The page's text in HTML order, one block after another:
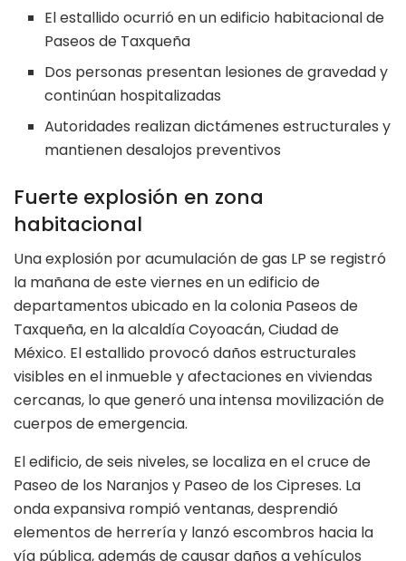
El estallido ocurrió en un edificio habitacional de
Paseos de Taxqueña
Dos personas presentan lesiones de gravedad y
continúan hospitalizadas
Autoridades realizan dictámenes estructurales y
mantienen desalojos preventivos
Fuerte explosión en zona
habitacional
Una explosión por acumulación de gas LP se registró
la mañana de este viernes en un edificio de
departamentos ubicado en la colonia Paseos de
Taxqueña, en la alcaldía Coyoacán, Ciudad de
México. El estallido provocó daños estructurales
visibles en el inmueble y afectaciones en viviendas
cercanas, lo que generó una intensa movilización de
cuerpos de emergencia.
El edificio, de seis niveles, se localiza en el cruce de
Paseo de los Naranjos y Paseo de los Cipreses. La
onda expansiva rompió ventanas, desprendió
elementos de herrería y lanzó escombros hacia la
vía pública, además de causar daños a vehículos